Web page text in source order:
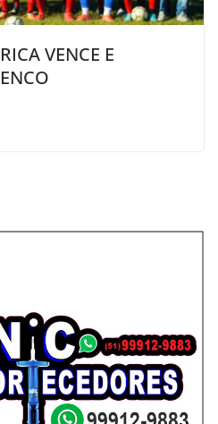
VENCE E